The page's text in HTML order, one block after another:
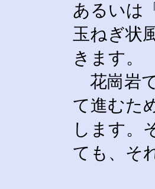
あるいは
玉ねぎ状
きます。
花崗岩
て進むた
します。
ても、そ